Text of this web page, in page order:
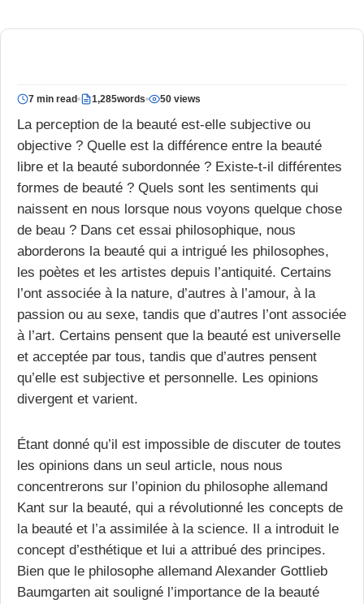
7 min read 1,285words 50 views
La perception de la beauté est-elle subjective ou
objective ? Quelle est la différence entre la beauté
libre et la beauté subordonnée ? Existe-t-il différentes
formes de beauté ? Quels sont les sentiments qui
naissent en nous lorsque nous voyons quelque chose
de beau ? Dans cet essai philosophique, nous
aborderons la beauté qui a intrigué les philosophes,
les poètes et les artistes depuis l’antiquité. Certains
l’ont associée à la nature, d’autres à l’amour, à la
passion ou au sexe, tandis que d’autres l’ont associée
à l’art. Certains pensent que la beauté est universelle
et acceptée par tous, tandis que d’autres pensent
qu’elle est subjective et personnelle. Les opinions
divergent et varient.
Étant donné qu’il est impossible de discuter de toutes
les opinions dans un seul article, nous nous
concentrerons sur l’opinion du philosophe allemand
Kant sur la beauté, qui a révolutionné les concepts de
la beauté et l’a assimilée à la science. Il a introduit le
concept d’esthétique et lui a attribué des principes.
Bien que le philosophe allemand Alexander Gottlieb
Baumgarten ait souligné l’importance de la beauté